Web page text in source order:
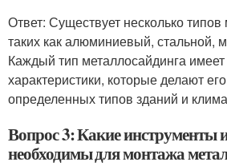
Ответ: Существует несколько типов
таких как алюминиевый, стальной,
Каждый тип металлосайдинга
характеристики, которые делают
определенных типов зданий и
Вопрос 3: Какие инструменты
необходимы для монтажа